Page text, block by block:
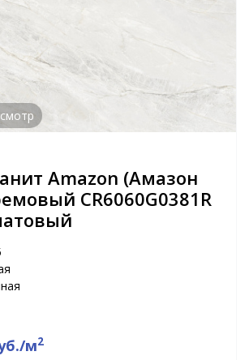
Amazon (Амазон
CR6060G0381R
м2